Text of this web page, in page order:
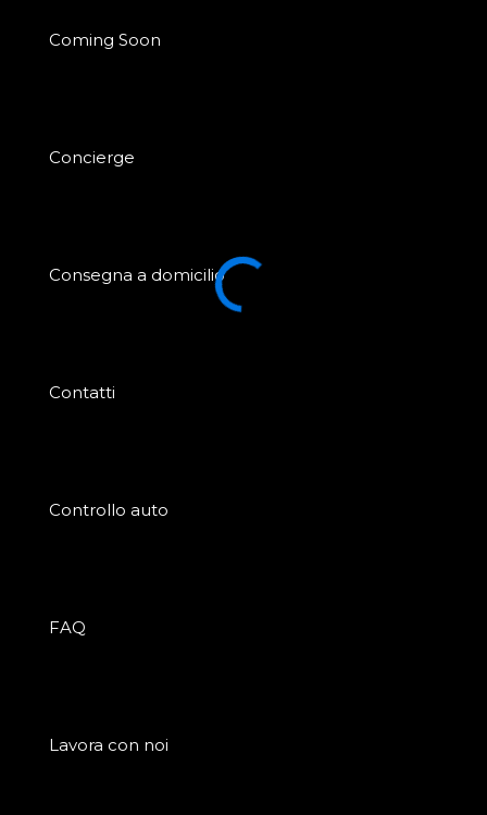
Coming Soon
Concierge
Consegna a domicilio
Contatti
Controllo auto
FAQ
Lavora con noi